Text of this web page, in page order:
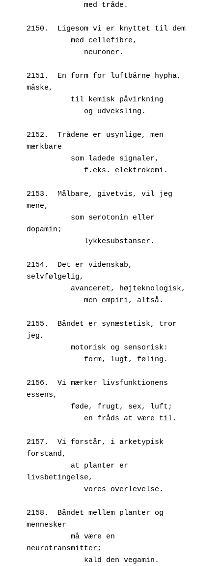
             med tråde.
2150.  Ligesom vi er knyttet til dem
          med cellefibre,
             neuroner.
2151.  En form for luftbårne hypha,
måske,
          til kemisk påvirkning
             og udveksling.
2152.  Trådene er usynlige, men
mærkbare
          som ladede signaler,
             f.eks. elektrokemi.
2153.  Målbare, givetvis, vil jeg
mene,
dopamin;
             lykkesubstanser.
2154.  Det er videnskab,
selvfølgelig,
          avanceret, højteknologisk,
             men empiri, altså.
2155.  Båndet er synæstetisk, tror
jeg,
          motorisk og sensorisk:
             form, lugt, føling.
2156.  Vi mærker livsfunktionens
essens,
          føde, frugt, sex, luft;
             en fråds at være til.
2157.  Vi forstår, i arketypisk
forstand,
livsbetingelse,
             vores overlevelse.
2158.  Båndet mellem planter og
mennesker
neurotransmitter;
             kald den vegamin.